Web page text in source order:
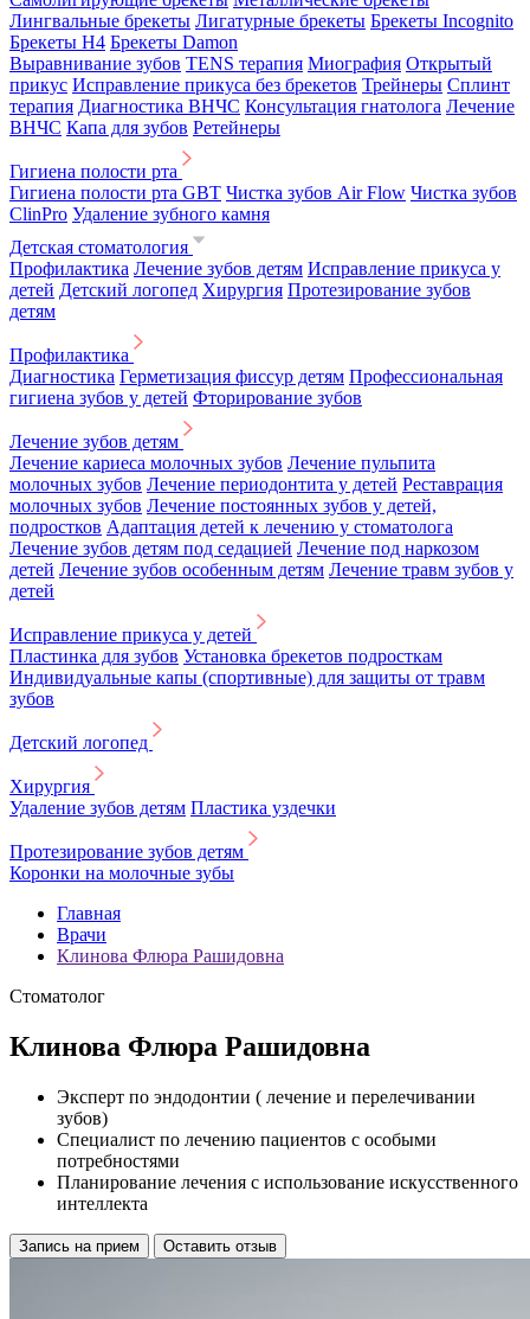
Лингвальные брекеты Лигатурные брекеты Брекеты Incognito
Брекеты H4 Брекеты Damon
Выравнивание зубов TENS терапия Миография Открытый
прикус Исправление прикуса без брекетов Трейнеры Сплинт
терапия Диагностика ВНЧС Консультация гнатолога Лечение
ВНЧС Капа для зубов Ретейнеры
Гигиена полости рта
Гигиена полости рта GBT Чистка зубов Air Flow Чистка зубов
ClinPro Удаление зубного камня
Детская стоматология
Профилактика Лечение зубов детям Исправление прикуса у
детей Детский логопед Хирургия Протезирование зубов
детям
Профилактика
Диагностика Герметизация фиссур детям Профессиональная
гигиена зубов у детей Фторирование зубов
Лечение зубов детям
Лечение кариеса молочных зубов Лечение пульпита
молочных зубов Лечение периодонтита у детей Реставрация
молочных зубов Лечение постоянных зубов у детей,
подростков Адаптация детей к лечению у стоматолога
Лечение зубов детям под седацией Лечение под наркозом
детей Лечение зубов особенным детям Лечение травм зубов у
детей
Исправление прикуса у детей
Пластинка для зубов Установка брекетов подросткам
Индивидуальные капы (спортивные) для защиты от травм
зубов
Детский логопед
Хирургия
Удаление зубов детям Пластика уздечки
Протезирование зубов детям
Коронки на молочные зубы
Главная
Врачи
Клинова Флюра Рашидовна
Стоматолог
Клинова Флюра Рашидовна
Эксперт по эндодонтии ( лечение и перелечивании
зубов)
Специалист по лечению пациентов с особыми
потребностями
Планирование лечения с использование искусственного
интеллекта
Запись на прием Оставить отзыв